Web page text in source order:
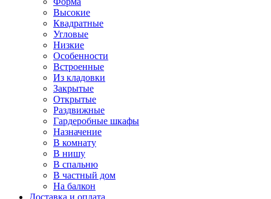
Высокие
Квадратные
Угловые
Низкие
Особенности
Встроенные
Из кладовки
Закрытые
Открытые
Раздвижные
Гардеробные шкафы
Назначение
В комнату
В нишу
В спальню
В частный дом
На балкон
Доставка и оплата